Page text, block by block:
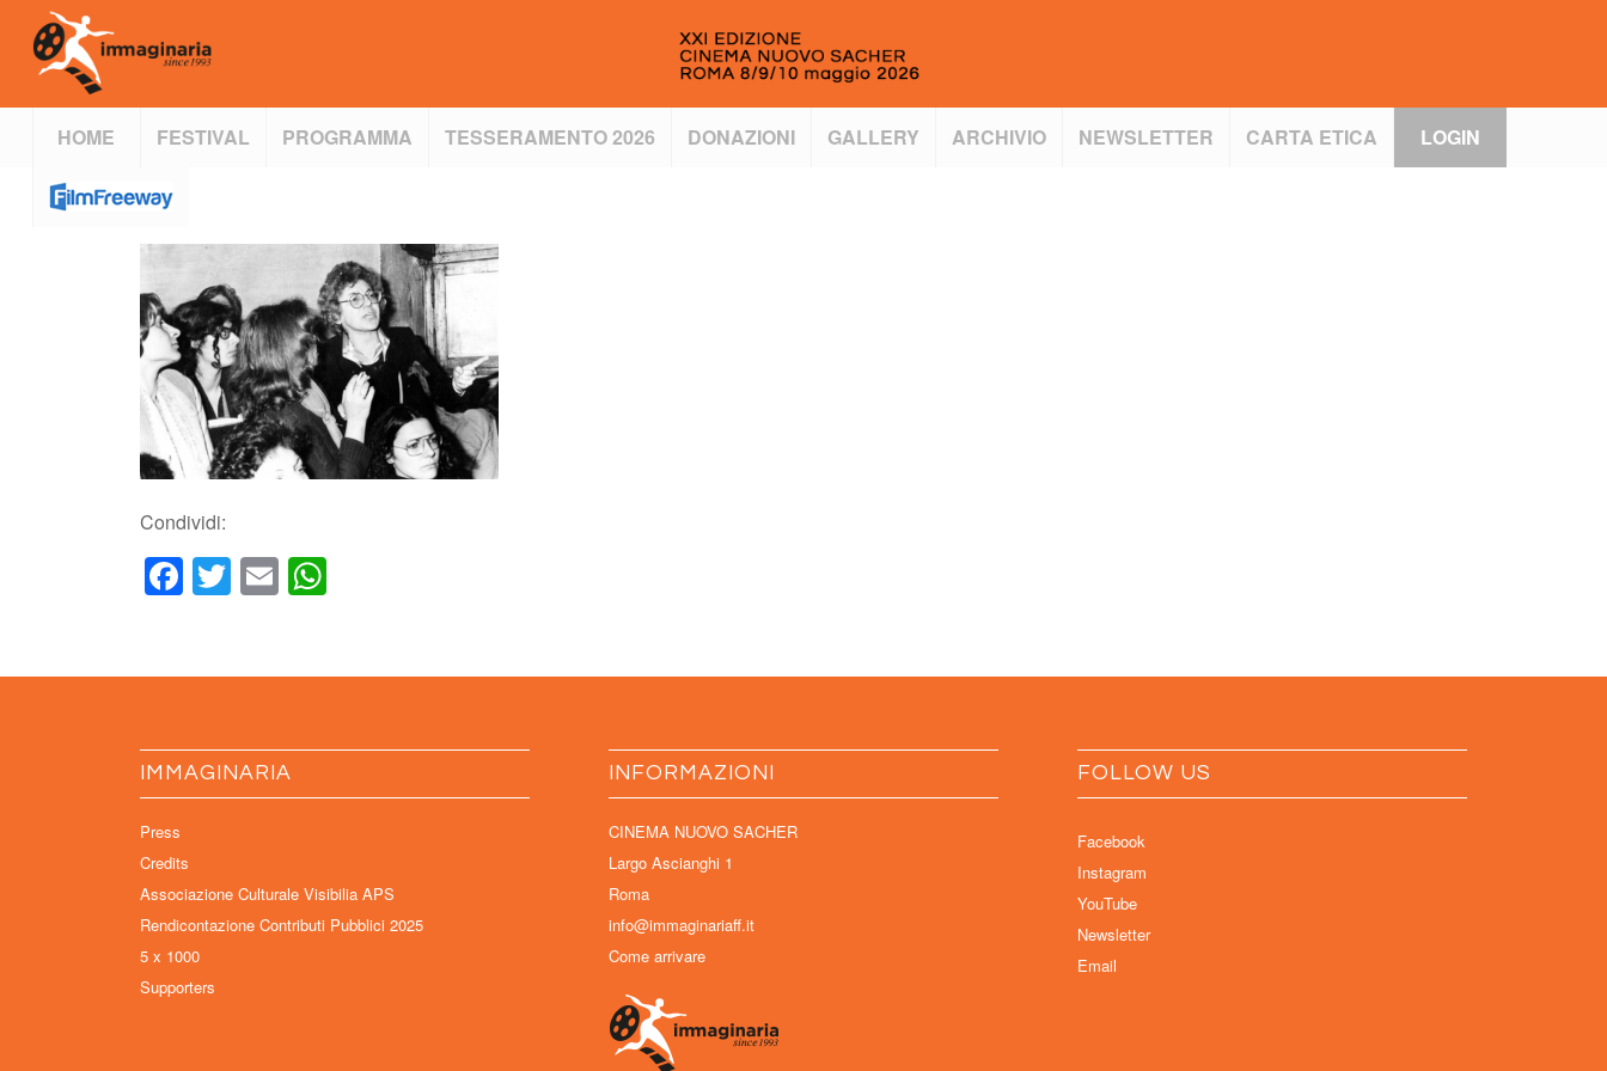
HOME FESTIVAL PROGRAMMA TESSERAMENTO 2026 DONAZIONI GALLERY ARCHIVIO NEWSLETTER CARTA ETICA LOGIN
Condividi:
Facebook
Twitter
Email
IMMAGINARIA
Press
Credits
Associazione Culturale Visibilia APS
Rendicontazione Contributi Pubblici 2025
5 x 1000
Supporters
INFORMAZIONI
CINEMA NUOVO SACHER
Largo Ascianghi 1
Roma
info@immaginariaff.it
Come arrivare
FOLLOW US
Facebook
Instagram
YouTube
Newsletter
Email